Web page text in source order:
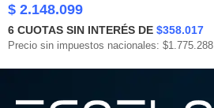
$ 2.148.099
6 CUOTAS SIN INTERÉS DE $358.017
Precio sin impuestos nacionales: $1.775.288